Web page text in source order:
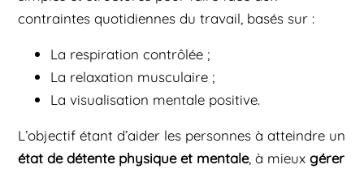
contraintes quotidiennes du travail, basés sur :
La respiration contrôlée ;
La relaxation musculaire ;
La visualisation mentale positive.
L’objectif étant d’aider les personnes à atteindre un
état de détente physique et mentale, à mieuxgérer